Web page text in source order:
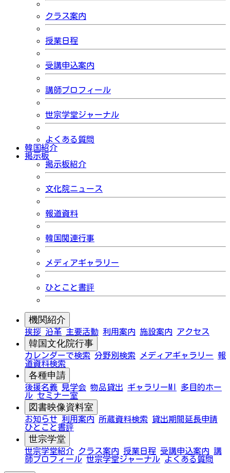
クラス案内
授業日程
受講申込案内
講師プロフィール
世宗学堂ジャーナル
よくある質問
韓国紹介
掲示板
掲示板紹介
文化院ニュース
報道資料
韓国関連行事
メディアギャラリー
ひとこと書評
機関紹介
挨拶 沿革 主要活動 利用案内 施設案内 アクセス
韓国文化院行事
カレンダーで検索 分野別検索 メディアギャラリー 報
道資料検索
各種申請
後援名義 見学会 物品貸出 ギャラリーMI
多目的ホー
ル セミナー室
図書映像資料室
お知らせ 利用案内 所蔵資料検索
貸出期間延長申請
ひとこと書評
世宗学堂
世宗学堂紹介 クラス案内 授業日程 受講申込案内 講
師プロフィール 世宗学堂ジャーナル よくある質問